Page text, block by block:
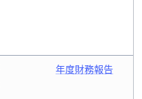
年度財務報告